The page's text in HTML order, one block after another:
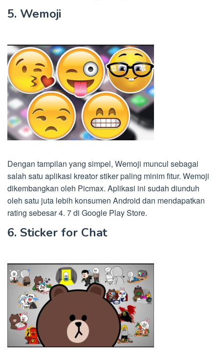
5. Wemoji
Dengan tampilan yang simpel, Wemoji muncul sebagai
salah satu aplikasi kreator stiker paling minim fitur. Wemoji
dikembangkan oleh Picmax. Aplikasi ini sudah diunduh
oleh satu juta lebih konsumen Android dan mendapatkan
rating sebesar 4. 7 di Google Play Store.
6. Sticker for Chat